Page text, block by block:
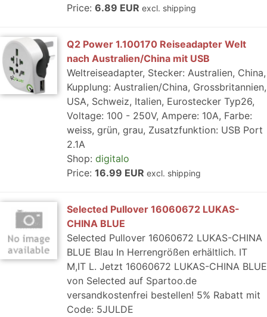
Price: 6.89 EUR excl. shipping
Q2 Power 1.100170 Reiseadapter Welt
nach Australien/China mit USB
Weltreiseadapter, Stecker: Australien, China,
Kupplung: Australien/China, Grossbritannien,
USA, Schweiz, Italien, Eurostecker Typ26,
Voltage: 100 - 250V, Ampere: 10A, Farbe:
weiss, grün, grau, Zusatzfunktion: USB Port
2.1A
Shop: digitalo
Price: 16.99 EUR excl. shipping
Selected Pullover 16060672 LUKAS-
CHINA BLUE
Selected Pullover 16060672 LUKAS-CHINA
BLUE Blau In Herrengrößen erhältlich. IT
M,IT L. Jetzt 16060672 LUKAS-CHINA BLUE
von Selected auf Spartoo.de
versandkostenfrei bestellen! 5% Rabatt mit
Code: 5JULDE